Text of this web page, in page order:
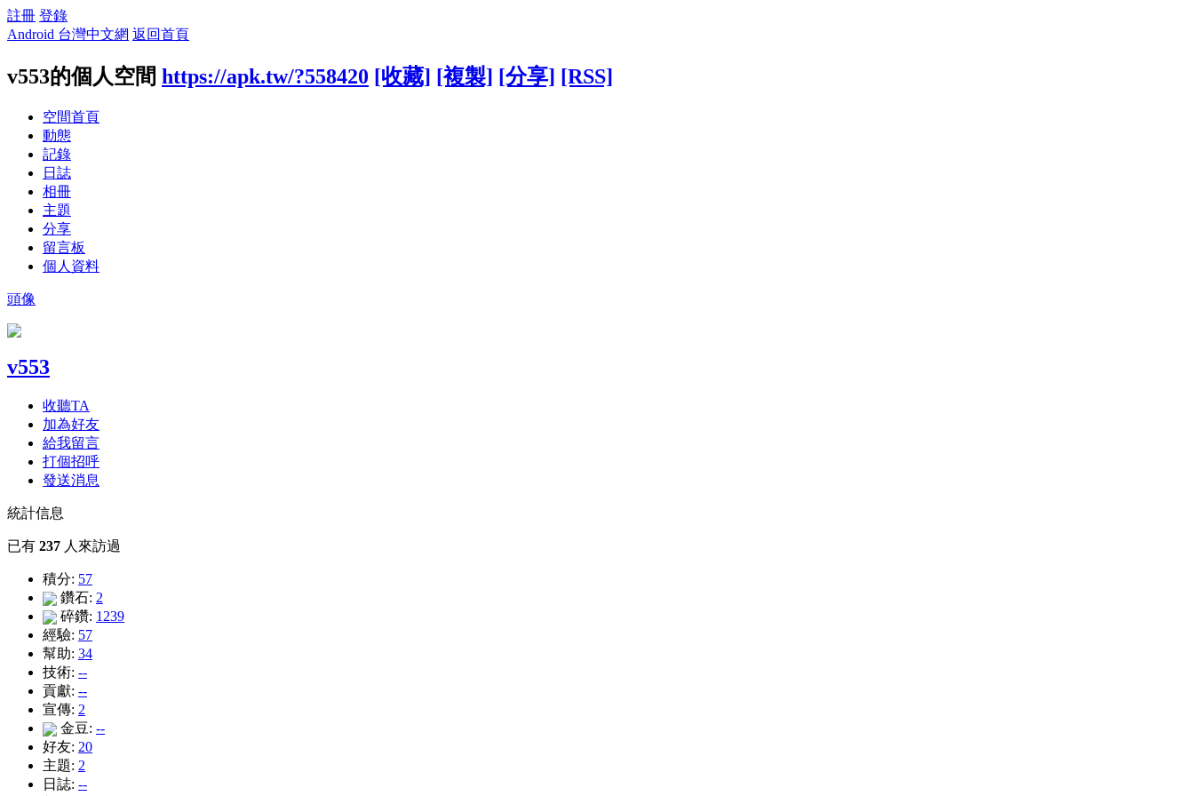
註冊 登錄
Android 台灣中文網 返回首頁
v553的個人空間 https://apk.tw/?558420 [收藏] [複製] [分享] [RSS]
空間首頁
動態
記錄
日誌
相冊
主題
分享
留言板
個人資料
頭像
v553
收聽TA
加為好友
給我留言
打個招呼
發送消息
統計信息
已有 237 人來訪過
積分: 57
鑽石: 2
碎鑽: 1239
經驗: 57
幫助: 34
技術: --
貢獻: --
宣傳: 2
金豆: --
好友: 20
主題: 2
日誌: --